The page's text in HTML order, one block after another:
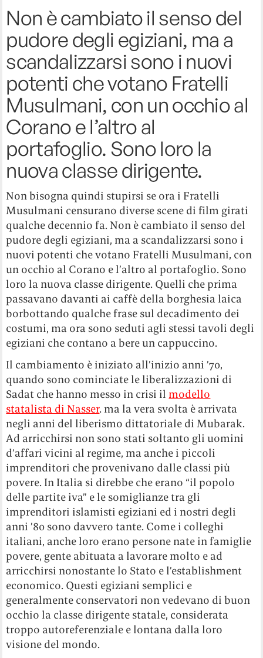
Non è cambiato il senso del
pudore degli egiziani, ma a
scandalizzarsi sono i nuovi
potenti che votano Fratelli
Musulmani, con un occhio al
Corano e l’altro al
portafoglio. Sono loro la
nuova classe dirigente.
Non bisogna quindi stupirsi se ora i Fratelli
Musulmani censurano diverse scene di film girati
qualche decennio fa. Non è cambiato il senso del
pudore degli egiziani, ma a scandalizzarsi sono i
nuovi potenti che votano Fratelli Musulmani, con
un occhio al Corano e l’altro al portafoglio. Sono
loro la nuova classe dirigente. Quelli che prima
passavano davanti ai caffè della borghesia laica
borbottando qualche frase sul decadimento dei
costumi, ma ora sono seduti agli stessi tavoli degli
egiziani che contano a bere un cappuccino.
Il cambiamento è iniziato all’inizio anni ’70,
quando sono cominciate le liberalizzazioni di
Sadat che hanno messo in crisi il modello
statalista di Nasser. ma la vera svolta è arrivata
negli anni del liberismo dittatoriale di Mubarak.
Ad arricchirsi non sono stati soltanto gli uomini
d’affari vicini al regime, ma anche i piccoli
imprenditori che provenivano dalle classi più
povere. In Italia si direbbe che erano “il popolo
delle partite iva” e le somiglianze tra gli
imprenditori islamisti egiziani ed i nostri degli
anni ’80 sono davvero tante. Come i colleghi
italiani, anche loro erano persone nate in famiglie
povere, gente abituata a lavorare molto e ad
arricchirsi nonostante lo Stato e l’establishment
economico. Questi egiziani semplici e
generalmente conservatori non vedevano di buon
occhio la classe dirigente statale, considerata
troppo autoreferenziale e lontana dalla loro
visione del mondo.